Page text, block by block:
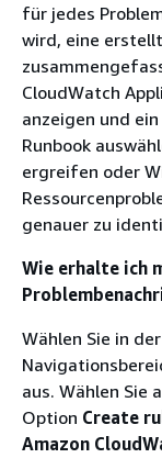
für jedes
wird, eine
CloudWatch
anzeigen und
Runbook
ergreifen oder
genauer zu
Wie erhalte ich
Wählen Sie in
aus. Wählen Sie
Option Create
Amazon